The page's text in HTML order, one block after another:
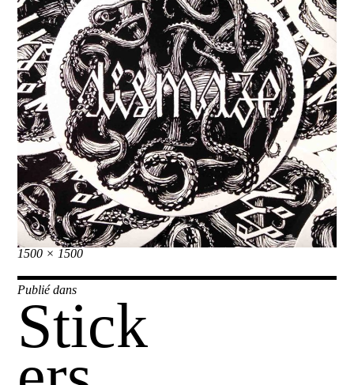
Taille
réelle
1500 × 1500
Navigation
de
l’article
Publié dans
Stick